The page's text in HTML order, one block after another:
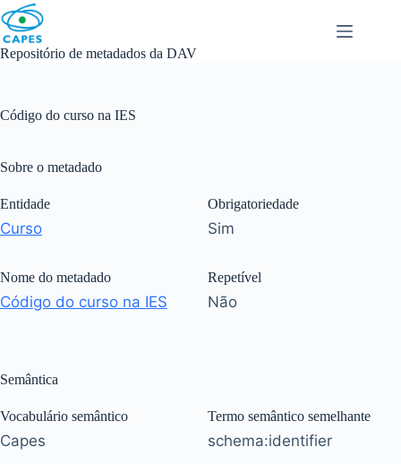
Skip
to
content
Repositório de metadados da DAV
Código do curso na IES
Sobre o metadado
Entidade
Curso
Nome do metadado
Código do curso na IES
Obrigatoriedade
Sim
Repetível
Não
Semântica
Vocabulário semântico
Capes
Termo semântico semelhante
schema:identifier